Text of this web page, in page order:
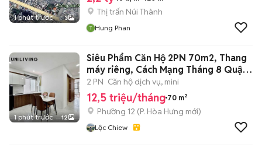
1 phút trước 3
Thị trấn Núi Thành
Hung Phan
1 phút trước 12
Siêu Phẩm Căn Hộ 2PN 70m2, Thang
máy riêng, Cách Mạng Tháng 8 Quận
3
2 PN Căn hộ dịch vụ, mini
12,5 triệu/tháng 70 m²
Phường 12 (P. Hòa Hưng mới)
Lộc Chiew